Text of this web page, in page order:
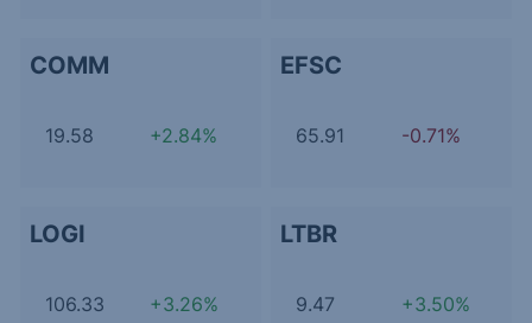
COMM
19.58 +2.84%
EFSC
65.91 -0.71%
LOGI
106.33 +3.26%
LTBR
9.47 +3.50%